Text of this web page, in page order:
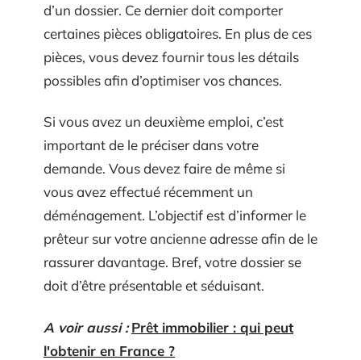
d’un dossier. Ce dernier doit comporter
certaines pièces obligatoires. En plus de ces
pièces, vous devez fournir tous les détails
possibles afin d’optimiser vos chances.
Si vous avez un deuxième emploi, c’est
important de le préciser dans votre
demande. Vous devez faire de même si
vous avez effectué récemment un
déménagement. L’objectif est d’informer le
prêteur sur votre ancienne adresse afin de le
rassurer davantage. Bref, votre dossier se
doit d’être présentable et séduisant.
A voir aussi : Prêt immobilier : qui peut
l'obtenir en France ?